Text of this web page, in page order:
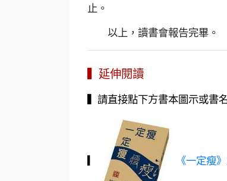
止。
以上，讀書會報告完畢。
▍延伸閱讀
▍請直接點下方書本圖示或書
《一定瘦